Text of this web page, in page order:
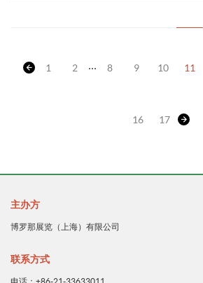
1 2 8 9 10 11
16 17
主办方
博罗那展览（上海）有限公司
联系方式